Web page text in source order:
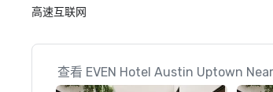
高速互联网
查看 EVEN Hotel Austin Uptown